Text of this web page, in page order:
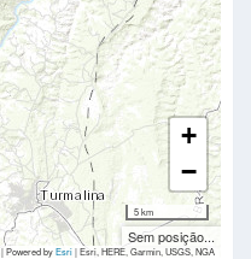
+
−
5 km
Sem posição...
| Powered byEsri|Esri, HERE, Garmin, USGS, NGA